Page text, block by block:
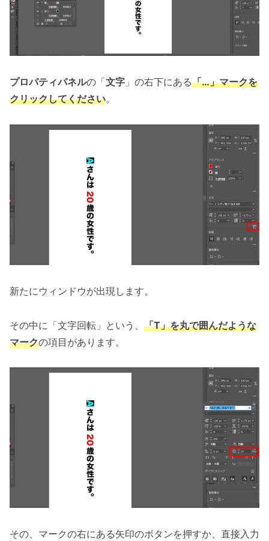
プロパティパネルの「文字 」の右下にある「…」マークを
クリックしてください。
新たにウィンドウが出現します。
その中に「文字回転」という、 「T」を丸で囲んだような
マークの項目があります。
その、マークの右にある矢印のボタンを押すか、直接入力